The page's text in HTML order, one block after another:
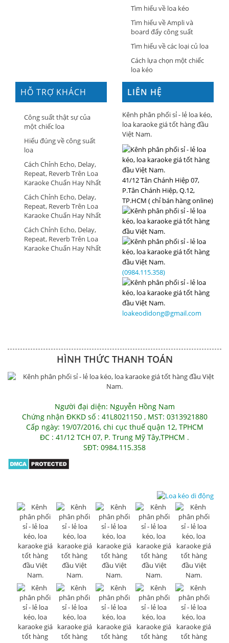
Tìm hiểu về loa kéo
Tìm hiểu về Ampli và
board đẩy công suất
Tìm hiểu về các loại củ loa
Cách lựa chọn một chiếc
loa kéo
HỖ TRỢ KHÁCH
HÀNG
Công suất thật sự của
một chiếc loa
Hiểu đúng về công suất
loa
Cách Chỉnh Echo, Delay,
Repeat, Reverb Trên Loa
Karaoke Chuẩn Hay Nhất
Cách Chỉnh Echo, Delay,
Repeat, Reverb Trên Loa
Karaoke Chuẩn Hay Nhất
Cách Chỉnh Echo, Delay,
Repeat, Reverb Trên Loa
Karaoke Chuẩn Hay Nhất
LIÊN HỆ
Kênh phân phối sỉ - lẻ loa kéo,
loa karaoke giá tốt hàng đầu
Việt Nam.
41/12 Tân Chánh Hiệp 07,
P.Tân Chánh Hiệp, Q.12,
TP.HCM ( chỉ bán hàng online)
(0984.115.358)
loakeodidong@gmail.com
HÌNH THỨC THANH TOÁN
Người đại diện: Nguyễn Hồng Nam
Chứng nhận ĐKKD số : 41L8021150 , MST: 0313921880
Cấp ngày: 19/07/2016, chi cục thuế quận 12, TPHCM
ĐC : 41/12 TCH 07, P. Trung Mỹ Tây,TPHCM .
SĐT: 0984.115.358